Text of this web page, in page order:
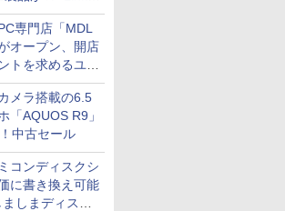
専門店「MDL
オープン、開店
トを求めるユー
せ長蛇の列に
メラ搭載の6.5
「AQUOS R9」
中古セール
コンディスクシ
に書き換え可能
しまディスク